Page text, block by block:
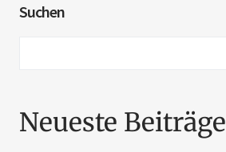
Suchen
Neueste Beiträge